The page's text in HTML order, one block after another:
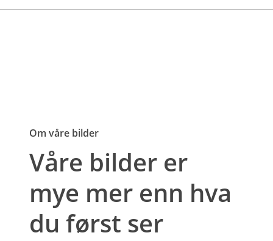
Om våre bilder
Våre bilder er
mye mer enn hva
du først ser